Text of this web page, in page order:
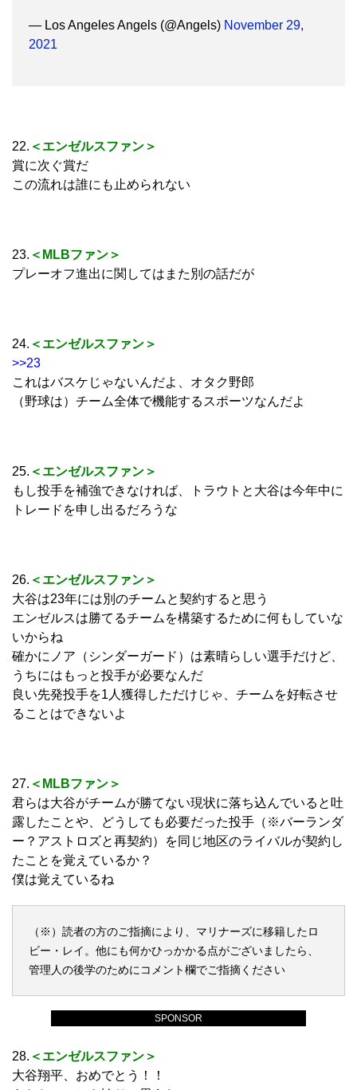
SPONSOR
— Los Angeles Angels (@Angels) November 29,
2021
22. ＜エンゼルスファン＞
賞に次ぐ賞だ
この流れは誰にも止められない
23. ＜MLBファン＞
プレーオフ進出に関してはまた別の話だが
24. ＜エンゼルスファン＞
>>23
これはバスケじゃないんだよ、オタク野郎
（野球は）チーム全体で機能するスポーツなんだよ
25. ＜エンゼルスファン＞
もし投手を補強できなければ、トラウトと大谷は今年中に
トレードを申し出るだろうな
26. ＜エンゼルスファン＞
大谷は23年には別のチームと契約すると思う
エンゼルスは勝てるチームを構築するために何もしていな
いからね
確かにノア（シンダーガード）は素晴らしい選手だけど、
うちにはもっと投手が必要なんだ
良い先発投手を1人獲得しただけじゃ、チームを好転させ
ることはできないよ
27. ＜MLBファン＞
君らは大谷がチームが勝てない現状に落ち込んでいると吐
露したことや、どうしても必要だった投手（※バーランダ
ー？アストロズと再契約）を同じ地区のライバルが契約し
たことを覚えているか？
僕は覚えているね
（※）読者の方のご指摘により、マリナーズに移籍したロ
ビー・レイ。他にも何かひっかかる点がございましたら、
管理人の後学のためにコメント欄でご指摘ください
28. ＜エンゼルスファン＞
大谷翔平、おめでとう！！